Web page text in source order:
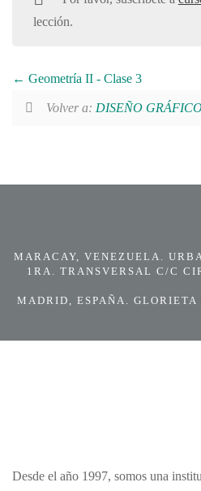
lección.
Geometría II - Clase 3
Volver a: DISEÑO
MARACAY, VENEZUELA.
1RA. TRANSVERSAL C/C
MADRID, ESPAÑA. GLORIETA
Desde el año 1997, somos una